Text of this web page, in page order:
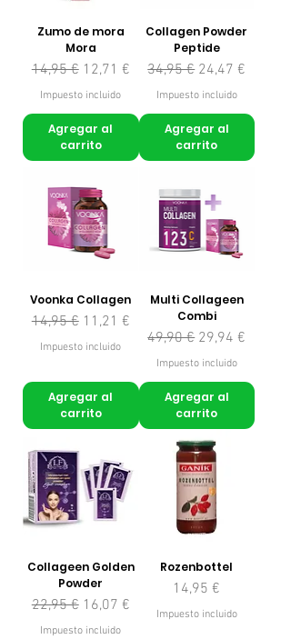
Zumo de mora
Mora
Precio
14,95 € Precio de oferta
12,71 €
Impuesto incluido
Agregar al
carrito
Collagen Powder
Peptide
Precio
34,95 € Precio de oferta
24,47 €
Impuesto incluido
Agregar al
carrito
Voonka Collagen
Precio
14,95 € Precio de oferta
11,21 €
Impuesto incluido
Agregar al
carrito
Multi Collageen
Combi
Precio
49,90 € Precio de oferta
29,94 €
Impuesto incluido
Agregar al
carrito
Collageen Golden
Powder
Precio
22,95 € Precio de oferta
16,07 €
Impuesto incluido
Rozenbottel
Precio
14,95 €
Impuesto incluido